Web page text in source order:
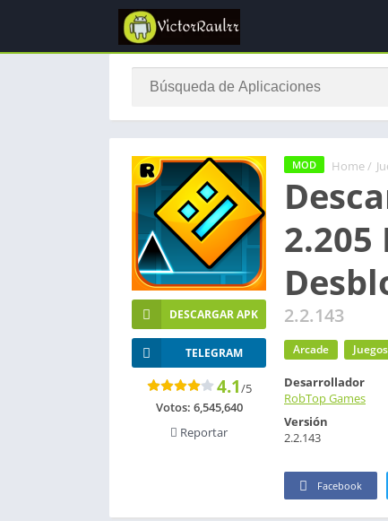
MOD Home /
2.205
2.2.143
Arcade Juegos
DESCARGAR APK
TELEGRAM
4.1/5
Votos: 6,545,640
Reportar
Desarrollador
RobTop Games
Versión
2.2.143
Facebook